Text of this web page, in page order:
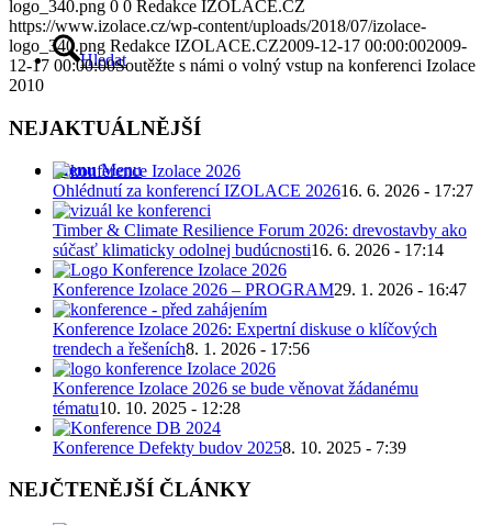
Hledat
Menu Menu
logo_340.png 0 0 Redakce IZOLACE.CZ
https://www.izolace.cz/wp-content/uploads/2018/07/izolace-
logo_340.png Redakce IZOLACE.CZ2009-12-17 00:00:002009-
12-17 00:00:00Soutěžte s námi o volný vstup na konferenci Izolace
2010
NEJAKTUÁLNĚJŠÍ
Ohlédnutí za konferencí IZOLACE 202616. 6. 2026 - 17:27
Timber & Climate Resilience Forum 2026: drevostavby ako
súčasť klimaticky odolnej budúcnosti16. 6. 2026 - 17:14
Konference Izolace 2026 – PROGRAM29. 1. 2026 - 16:47
Konference Izolace 2026: Expertní diskuse o klíčových
trendech a řešeních8. 1. 2026 - 17:56
Konference Izolace 2026 se bude věnovat žádanému
tématu10. 10. 2025 - 12:28
Konference Defekty budov 20258. 10. 2025 - 7:39
NEJČTENĚJŠÍ ČLÁNKY